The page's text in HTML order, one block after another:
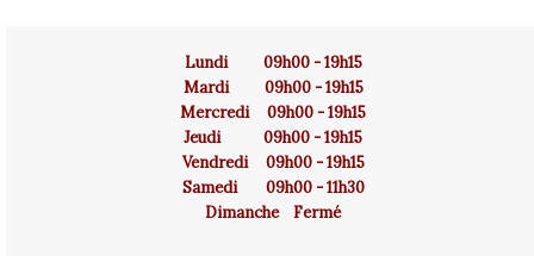
Lundi 09h00 - 19h15
Mardi 09h00 - 19h15
Mercredi 09h00 - 19h15
Jeudi 09h00 - 19h15
Vendredi 09h00 - 19h15
Samedi 09h00 - 11h30
Dimanche Fermé